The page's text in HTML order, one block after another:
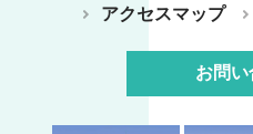
アクセスマップ
お問